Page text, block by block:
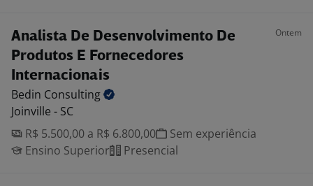
Analista De Desenvolvimento De
Produtos E Fornecedores
Internacionais
Ontem
Bedin Consulting
Joinville - SC
R$ 5.500,00 a R$ 6.800,00
Sem experiência
Ensino Superior
Presencial